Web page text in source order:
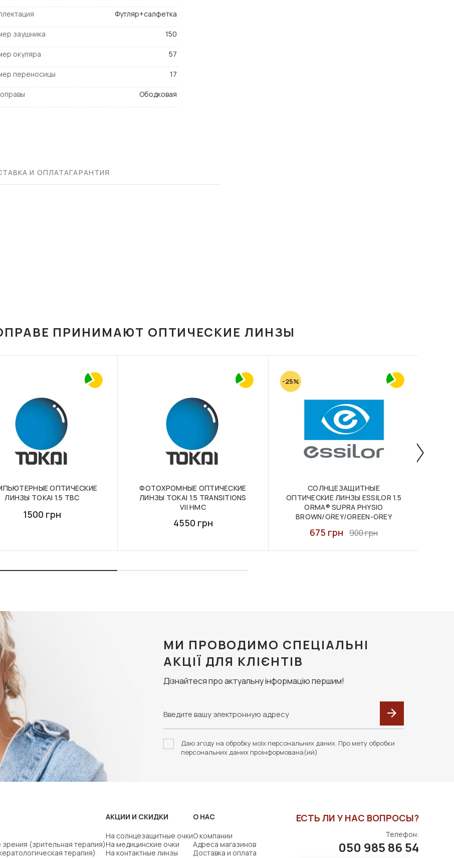
Футляр+салфетка
заушника 150
окуляра 57
переносицы 17
Ободковая
И ОПЛАТАГАРАНТИЯ
ПРИНИМАЮТ ОПТИЧЕСКИЕ ЛИНЗЫ
ОПТИЧЕСКИЕ
ЛИНЗЫ TOKAI 1.5 TBC
1500 грн
ФОТОХРОМНЫЕ ОПТИЧЕСКИЕ
ЛИНЗЫ TOKAI 1.5 TRANSITIONS
VII HMC
4550 грн
-25%
СОЛНЦЕЗАЩИТНЫЕ
ОПТИЧЕСКИЕ ЛИНЗЫ ESSILOR 1.5
ORMA® SUPRA PHYSIO
BROWN/GREY/GREEN-GREY
675 грн 900 грн
МИ ПРОВОДИМО СПЕЦІАЛЬНІ
АКЦІЇ ДЛЯ КЛІЄНТІВ
Дізнайтеся про актуальну інформацію першим!
Даю згоду на обробку моїх персональних даних. Про мету обробки
персональних даних проінформована(ий)
(зрительная терапия)
терапия)
АКЦИИ И СКИДКИ
На солнцезащитные очки
На медицинские очки
На контактные линзы
О НАС
О компании
Адреса магазинов
Доставка и оплата
ЕСТЬ ЛИ У НАС ВОПРОСЫ?
Телефон:
050 985 86 54